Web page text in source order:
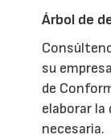
Árbol de
su
de
elaborar
necesaria.